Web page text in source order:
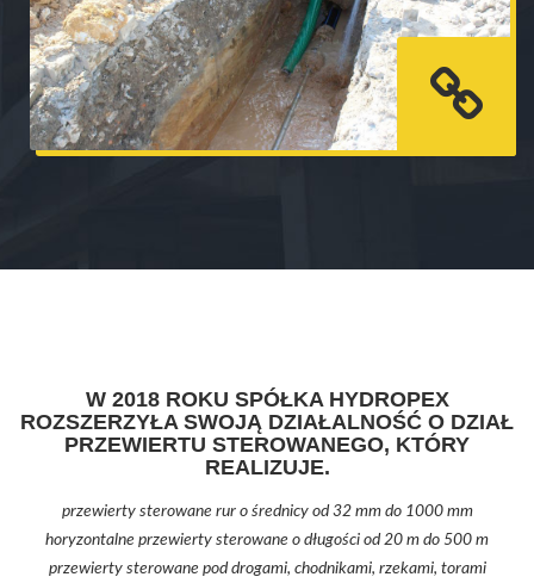
W 2018 ROKU SPÓŁKA HYDROPEX
ROZSZERZYŁA SWOJĄ DZIAŁALNOŚĆ O DZIAŁ
PRZEWIERTU STEROWANEGO, KTÓRY
REALIZUJE.
przewierty sterowane rur o średnicy od 32 mm do 1000 mm
horyzontalne przewierty sterowane o długości od 20 m do 500 m
przewierty sterowane pod drogami, chodnikami, rzekami, torami